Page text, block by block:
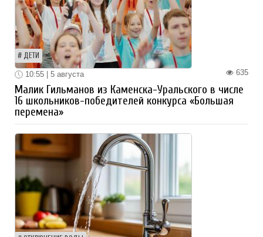
ДЕТИ
635
10:55 | 5 августа
Малик Гильманов из Каменска-Уральского в числе
16 школьников-победителей конкурса «Большая
перемена»